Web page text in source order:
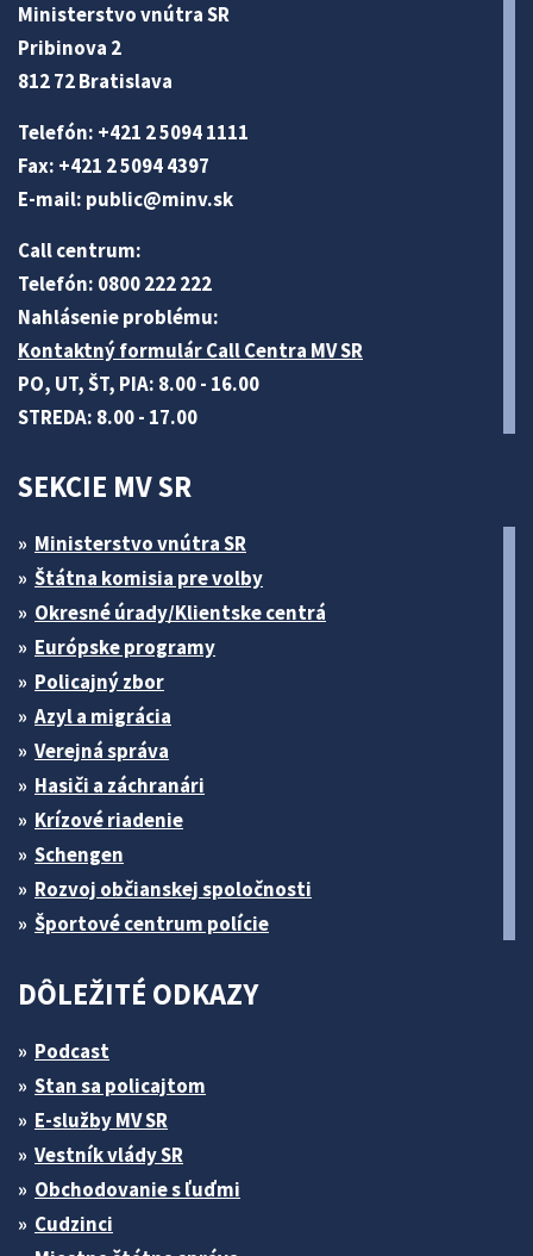
Ministerstvo vnútra SR
Pribinova 2
812 72 Bratislava
Telefón: +421 2 5094 1111
Fax: +421 2 5094 4397
E-mail: public@minv.sk
Call centrum:
Telefón: 0800 222 222
Nahlásenie problému:
Kontaktný formulár Call Centra MV SR
PO, UT, ŠT, PIA: 8.00 - 16.00
STREDA: 8.00 - 17.00
SEKCIE MV SR
Ministerstvo vnútra SR
Štátna komisia pre volby
Okresné úrady/Klientske centrá
Európske programy
Policajný zbor
Azyl a migrácia
Verejná správa
Hasiči a záchranári
Krízové riadenie
Schengen
Rozvoj občianskej spoločnosti
Športové centrum polície
DÔLEŽITÉ ODKAZY
Podcast
Stan sa policajtom
E-služby MV SR
Vestník vlády SR
Obchodovanie s ľuďmi
Cudzinci